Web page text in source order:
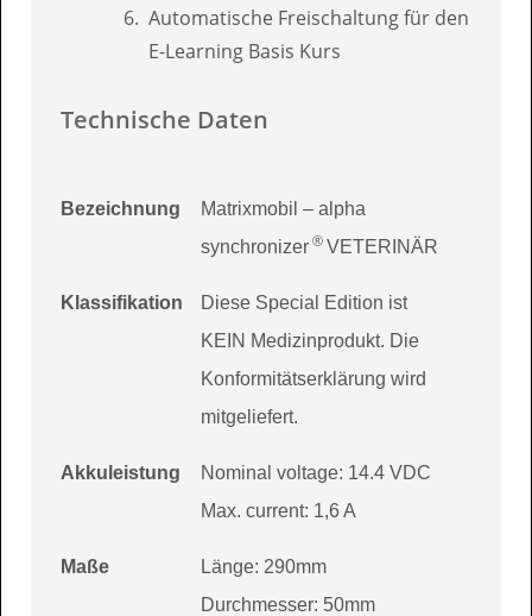
Automatische Freischaltung für den
E-Learning Basis Kurs
Technische Daten
Bezeichnung
Matrixmobil – alpha
synchronizer ® VETERINÄR
Klassifikation
Diese Special Edition ist
KEIN Medizinprodukt. Die
Konformitätserklärung wird
mitgeliefert.
Akkuleistung
Nominal voltage: 14.4 VDC
Max. current: 1,6 A
Maße
Länge: 290mm
Durchmesser: 50mm